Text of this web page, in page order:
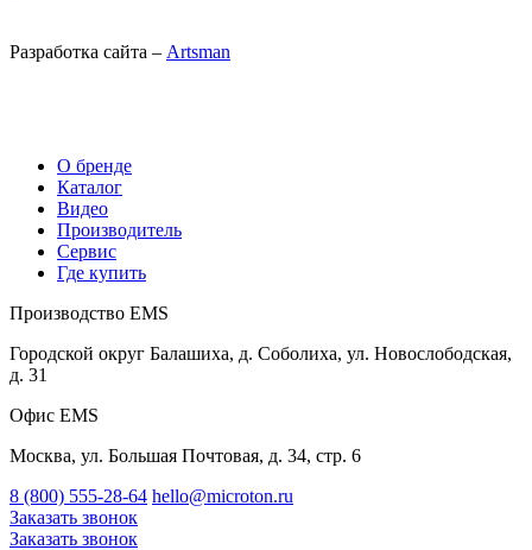
Разработка сайта – Artsman
О бренде
Каталог
Видео
Производитель
Сервис
Где купить
Производство EMS
Городской округ Балашиха, д. Соболиха, ул. Новослободская,
д. 31
Офис EMS
Москва, ул. Большая Почтовая, д. 34, стр. 6
8 (800) 555-28-64 hello@microton.ru
Заказать звонок
Заказать звонок